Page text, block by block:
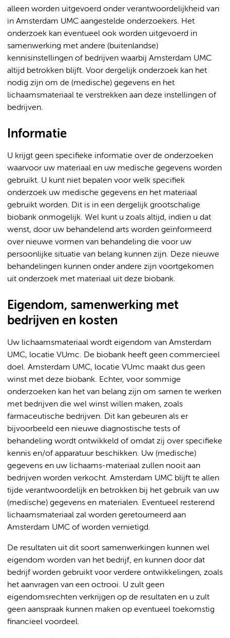
alleen worden uitgevoerd onder verantwoordelijkheid van
in Amsterdam UMC aangestelde onderzoekers. Het
onderzoek kan eventueel ook worden uitgevoerd in
samenwerking met andere (buitenlandse)
kennisinstellingen of bedrijven waarbij Amsterdam UMC
altijd betrokken blijft. Voor dergelijk onderzoek kan het
nodig zijn om de (medische) gegevens en het
lichaamsmateriaal te verstrekken aan deze instellingen of
bedrijven.
Informatie
U krijgt geen specifieke informatie over de onderzoeken
waarvoor uw materiaal en uw medische gegevens worden
gebruikt. U kunt niet bepalen voor welk specifiek
onderzoek uw medische gegevens en het materiaal
gebruikt worden. Dit is in een dergelijk grootschalige
biobank onmogelijk. Wel kunt u zoals altijd, indien u dat
wenst, door uw behandelend arts worden geïnformeerd
over nieuwe vormen van behandeling die voor uw
persoonlijke situatie van belang kunnen zijn. Deze nieuwe
behandelingen kunnen onder andere zijn voortgekomen
uit onderzoek met materiaal uit deze biobank.
Eigendom, samenwerking met
bedrijven en kosten
Uw lichaamsmateriaal wordt eigendom van Amsterdam
UMC, locatie VUmc. De biobank heeft geen commercieel
doel. Amsterdam UMC, locatie VUmc maakt dus geen
winst met deze biobank. Echter, voor sommige
onderzoeken kan het van belang zijn om samen te werken
met bedrijven die wel winst willen maken, zoals
farmaceutische bedrijven. Dit kan gebeuren als er
bijvoorbeeld een nieuwe diagnostische tests of
behandeling wordt ontwikkeld of omdat zij over specifieke
kennis en/of apparatuur beschikken. Uw (medische)
gegevens en uw lichaams-materiaal zullen nooit aan
bedrijven worden verkocht. Amsterdam UMC blijft te allen
tijde verantwoordelijk en betrokken bij het gebruik van uw
(medische) gegevens en materialen. Eventueel resterend
lichaamsmateriaal zal worden geretourneerd aan
Amsterdam UMC of worden vernietigd.
De resultaten uit dit soort samenwerkingen kunnen wel
eigendom worden van het bedrijf, en kunnen door dat
bedrijf worden gebruikt voor verdere ontwikkelingen, zoals
het aanvragen van een octrooi. U zult geen
eigendomsrechten verkrijgen op de resultaten en u zult
geen aanspraak kunnen maken op eventueel toekomstig
financieel voordeel.